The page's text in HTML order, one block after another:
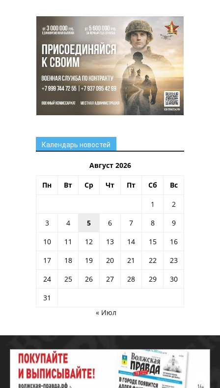
Календарь новостей
Август 2026
Пн Вт Ср Чт Пт Сб Вс
1
2
3
4 5 6 7 8
9
10
11 12 13 14 15
16
17
18 19 20 21 22
23
24
25 26 27 28 29
30
31
« Июл